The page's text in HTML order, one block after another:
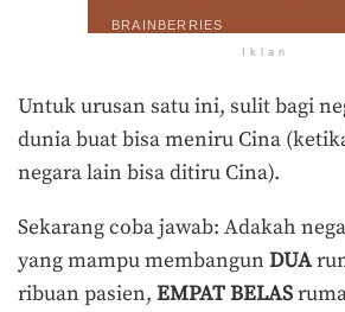
Iklan
Untuk urusan satu ini, sulit bagi
dunia buat bisa meniru Cina
negara lain bisa ditiru Cina).
Sekarang coba jawab: Adakah
yang mampu membangun DUA
ribuan pasien, EMPAT BELAS